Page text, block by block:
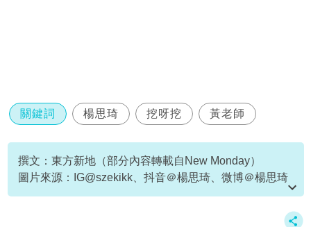
關鍵詞 楊思琦 挖呀挖 黃老師
撰文：東方新地（部分內容轉載自New Monday）
圖片來源：IG@szekikk、抖音＠楊思琦、微博＠楊思琦
資料或影片來源：原文刊於NewMonday